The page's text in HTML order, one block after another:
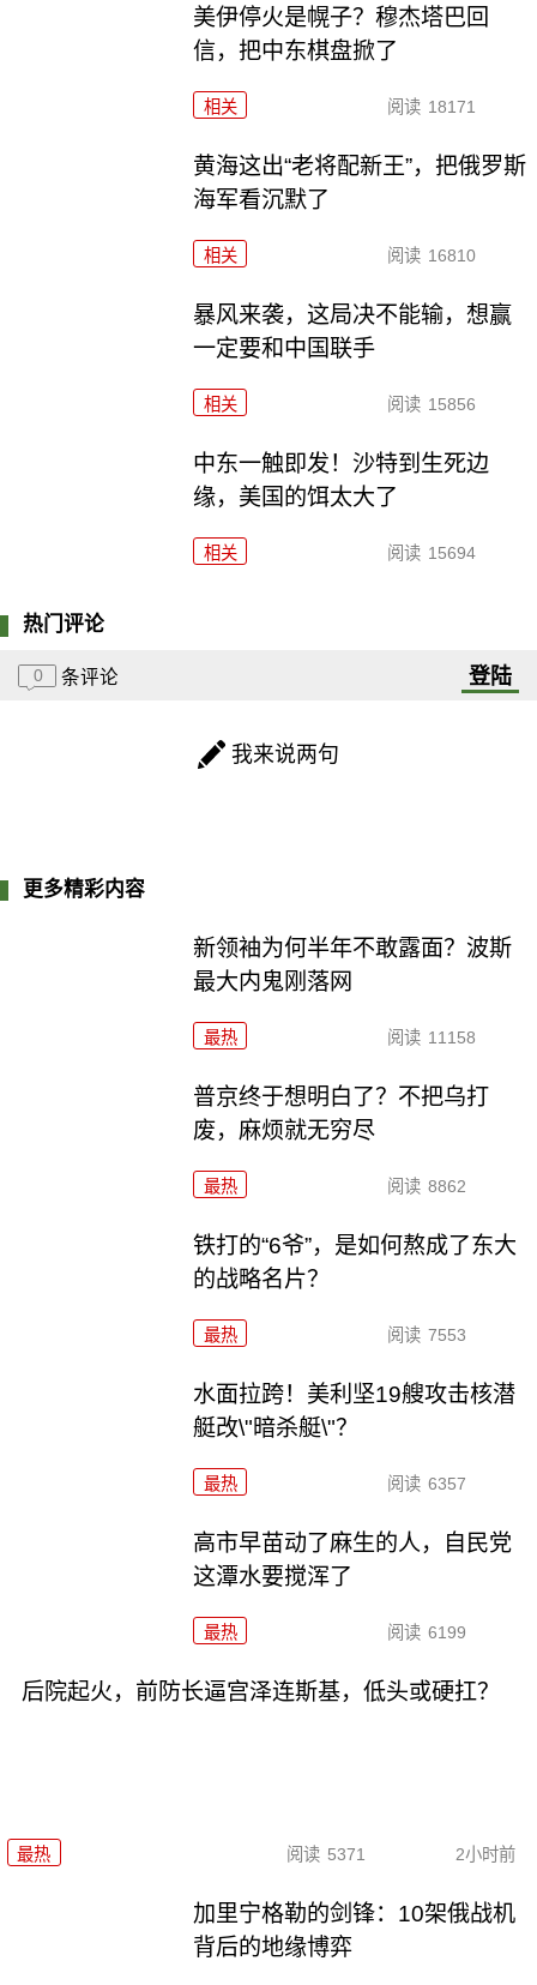
美伊停火是幌子？穆杰塔巴回
信，把中东棋盘掀了
相关 阅读 18171
黄海这出“老将配新王”，把俄罗斯
海军看沉默了
相关 阅读 16810
暴风来袭，这局决不能输，想赢
一定要和中国联手
相关 阅读 15856
中东一触即发！沙特到生死边
缘，美国的饵太大了
相关 阅读 15694
热门评论
0 条评论 登陆
我来说两句
更多精彩内容
新领袖为何半年不敢露面？波斯
最大内鬼刚落网
最热 阅读 11158
普京终于想明白了？不把乌打
废，麻烦就无穷尽
最热 阅读 8862
铁打的“6爷”，是如何熬成了东大
的战略名片？
最热 阅读 7553
水面拉跨！美利坚19艘攻击核潜
艇改\"暗杀艇\"？
最热 阅读 6357
高市早苗动了麻生的人，自民党
这潭水要搅浑了
最热 阅读 6199
后院起火，前防长逼宫泽连斯基，低头或硬扛？
最热 阅读 5371 2小时前
加里宁格勒的剑锋：10架俄战机
背后的地缘博弈